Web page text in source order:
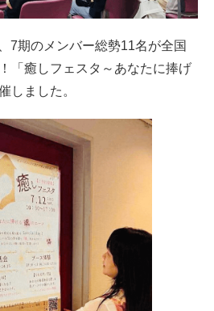
7期のメンバー総勢11名が全国
「癒しフェスタ～あなたに捧げ
しました。